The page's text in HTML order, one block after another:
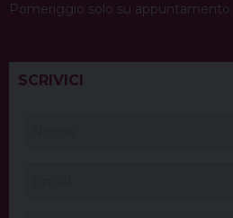
Pomeriggio solo su appuntamento.
SCRIVICI